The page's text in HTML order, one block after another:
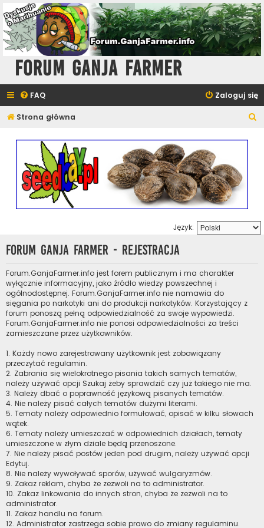
Forum Ganja Farmer
FAQ Zaloguj się
Strona główna
Język:
Forum Ganja Farmer - Rejestracja
Forum.GanjaFarmer.info jest forem publicznym i ma charakter
wyłącznie informacyjny, jako źródło wiedzy powszechnej i
ogólnodostępnej. Forum.GanjaFarmer.info nie namawia do
sięgania po narkotyki ani do produkcji narkotyków. Korzystający z
forum ponoszą pełną odpowiedzialność za swoje wypowiedzi.
Forum.GanjaFarmer.info nie ponosi odpowiedzialności za treści
zamieszczane przez użytkowników.
1. Każdy nowo zarejestrowany użytkownik jest zobowiązany
przeczytać regulamin.
2. Zabrania się wielokrotnego pisania takich samych tematów,
należy używać opcji Szukaj żeby sprawdzić czy już takiego nie ma.
3. Należy dbać o poprawność językową pisanych tematów.
4. Nie należy pisać całych tematów dużymi literami.
5. Tematy należy odpowiednio formułować, opisać w kilku słowach
wątek.
6. Tematy należy umieszczać w odpowiednich działach, tematy
umieszczone w złym dziale będą przenoszone.
7. Nie należy pisać postów jeden pod drugim, należy używać opcji
Edytuj.
8. Nie należy wywoływać sporów, używać wulgaryzmów.
9. Zakaz reklam, chyba że zezwoli na to administrator.
10. Zakaz linkowania do innych stron, chyba że zezwoli na to
administrator.
11. Zakaz handlu na forum.
12. Administrator zastrzega sobie prawo do zmiany regulaminu.